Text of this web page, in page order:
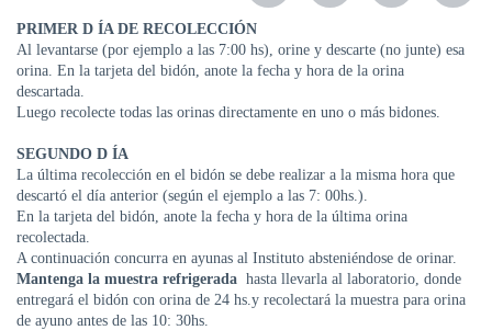
INVESTIGACIÓN
SEDES
HORARIOS
MODULO
DE
AUTOGESTIÓN
CENTRAL
DE
TURNOS
|
5031-
PRIMER D ÍA DE RECOLECCIÓN
Al levantarse (por ejemplo a las 7:00 hs), orine y descarte (no junte) esa
orina. En la tarjeta del bidón, anote la fecha y hora de la orina
descartada.
Luego recolecte todas las orinas directamente en uno o más bidones.
SEGUNDO D ÍA
La última recolección en el bidón se debe realizar a la misma hora que
descartó el día anterior (según el ejemplo a las 7: 00hs.).
En la tarjeta del bidón, anote la fecha y hora de la última orina
recolectada.
A continuación concurra en ayunas al Instituto absteniéndose de orinar.
Mantenga la muestra refrigerada hasta llevarla al laboratorio, donde
entregará el bidón con orina de 24 hs.y recolectará la muestra para orina
de ayuno antes de las 10: 30hs.